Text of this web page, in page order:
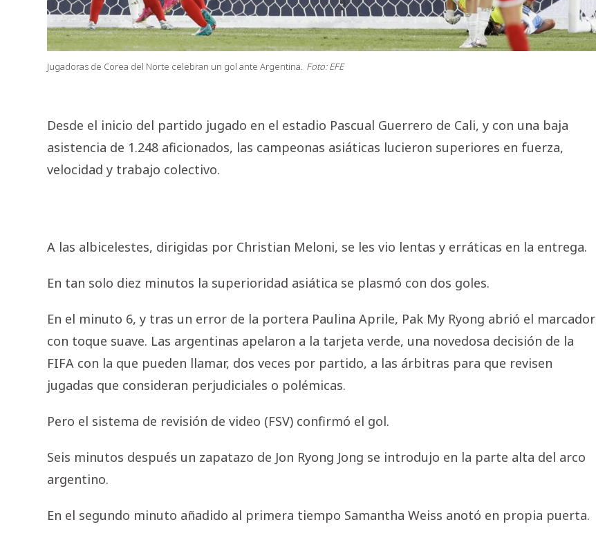
Jugadoras de Corea del Norte celebran un gol ante Argentina. Foto: EFE
Desde el inicio del partido jugado en el estadio Pascual Guerrero de Cali, y con una baja
asistencia de 1.248 aficionados, las campeonas asiáticas lucieron superiores en fuerza,
velocidad y trabajo colectivo.
A las albicelestes, dirigidas por Christian Meloni, se les vio lentas y erráticas en la entrega.
En tan solo diez minutos la superioridad asiática se plasmó con dos goles.
En el minuto 6, y tras un error de la portera Paulina Aprile, Pak My Ryong abrió el marcador
con toque suave. Las argentinas apelaron a la tarjeta verde, una novedosa decisión de la
FIFA con la que pueden llamar, dos veces por partido, a las árbitras para que revisen
jugadas que consideran perjudiciales o polémicas.
Pero el sistema de revisión de video (FSV) confirmó el gol.
Seis minutos después un zapatazo de Jon Ryong Jong se introdujo en la parte alta del arco
argentino.
En el segundo minuto añadido al primera tiempo Samantha Weiss anotó en propia puerta.